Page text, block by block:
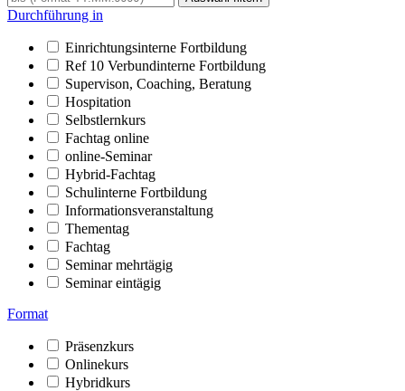
Durchführung in
Einrichtungsinterne Fortbildung
Ref 10 Verbundinterne Fortbildung
Supervison, Coaching, Beratung
Hospitation
Selbstlernkurs
Fachtag online
online-Seminar
Hybrid-Fachtag
Schulinterne Fortbildung
Informationsveranstaltung
Thementag
Fachtag
Seminar mehrtägig
Seminar eintägig
Format
Präsenzkurs
Onlinekurs
Hybridkurs